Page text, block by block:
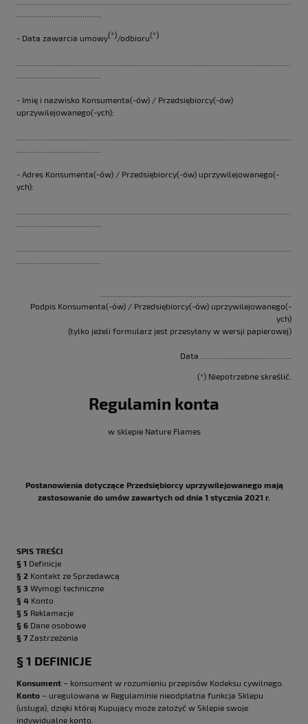
- Data zawarcia umowy(*)/odbioru(*)
- Imię i nazwisko Konsumenta(-ów) / Przedsiębiorcy(-ów)
uprzywilejowanego(-ych):
- Adres Konsumenta(-ów) / Przedsiębiorcy(-ów) uprzywilejowanego(-
ych):
Podpis Konsumenta(-ów) / Przedsiębiorcy(-ów) uprzywilejowanego(-
ych)
(tylko jeżeli formularz jest przesyłany w wersji papierowej)
Data ............................................
(*) Niepotrzebne skreślić.
Regulamin konta
w sklepie Nature Flames
Postanowienia dotyczące Przedsiębiorcy uprzywilejowanego mają
zastosowanie do umów zawartych od dnia 1 stycznia 2021 r.
SPIS TREŚCI
§ 1 Definicje
§ 2 Kontakt ze Sprzedawcą
§ 3 Wymogi techniczne
§ 4 Konto
§ 5 Reklamacje
§ 6 Dane osobowe
§ 7 Zastrzeżenia
§ 1 DEFINICJE
Konsument – konsument w rozumieniu przepisów Kodeksu cywilnego.
Konto – uregulowana w Regulaminie nieodpłatna funkcja Sklepu
(usługa), dzięki której Kupujący może założyć w Sklepie swoje
indywidualne konto.